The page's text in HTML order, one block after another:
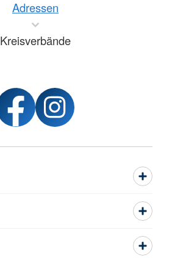
Adressen
Kreisverbände